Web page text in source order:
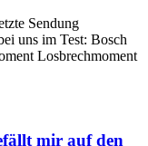
Sendung
uns im Test: Bosch
Losbrechmoment
auf den